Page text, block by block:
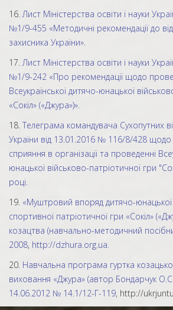
16.Лист Міністерства освіти і науки
№1/9-455 «Методичні рекомендації до
захисника України».
17.Лист Міністерства освіти і науки
№1/9-242 «Про рекомендації щодо
Всеукраїнської дитячо-юнацької
«Сокіл» («Джура»)».
18. Телеграма командувача Сухопутних
України від 13.01.2016 № 116/8/428 щодо
сприяння в організації та проведенні
юнацької військово-патріотичної гри
році.
19. «Муштровий впоряд дитячо-юнацької
спортивної патріотичної гри «Сокіл»
козацтва (навчально-методичний
2008, http://dzhura.org.ua.
20. Навчальна програма гуртка
виховання «Джура» (автор Бондарчук
14.06.2012 № 14.1/12-Г-119, http://